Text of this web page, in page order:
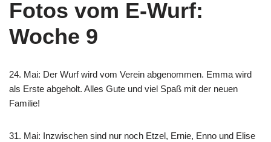
Fotos vom E-Wurf:
Woche 9
24. Mai: Der Wurf wird vom Verein abgenommen. Emma wird
als Erste abgeholt. Alles Gute und viel Spaß mit der neuen
Familie!
31. Mai: Inzwischen sind nur noch Etzel, Ernie, Enno und Elise